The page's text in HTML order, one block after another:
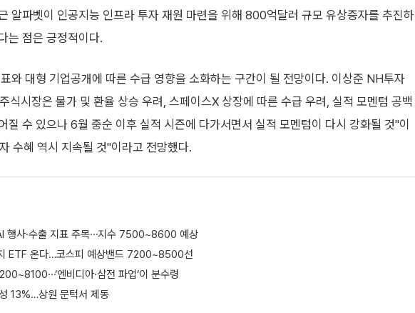
알파벳이 인공지능 인프라 투자 재원 마련을 위해 800억달러 규모 유상증자를 추진하
는 점은 긍정적이다.
와 대형 기업공개에 따른 수급 영향을 소화하는 구간이 될 전망이다. 이상준 NH투자
식시장은 물가 및 환율 상승 우려, 스페이스X 상장에 따른 수급 우려, 실적 모멘텀 공백
질 수 있으나 6월 중순 이후 실적 시즌에 다가서면서 실적 모멘텀이 다시 강화될 것"이
수혜 역시 지속될 것"이라고 전망했다.
행사·수출 지표 주목⋯지수 7500~8600 예상
ETF 온다…코스피 예상밴드 7200~8500선
엔비디아·삼전 파업’이 분수령
13%…상원 문턱서 제동